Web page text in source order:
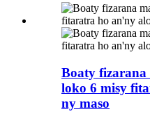
Boaty
loko 6 misy
ny maso